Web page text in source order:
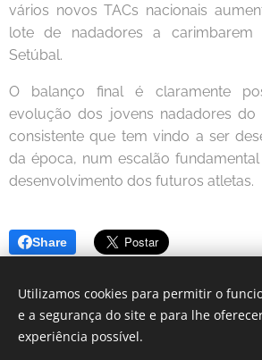
vários novos TACs nacionais
lote de nadadores a carimbarem
Setúbal.
O balanço final é claramente
evolução dos jovens nadadores
consistente que tem vindo a ser
da época, num escalão
desenvolvimento dos futuros atletas.
Share
Utilizamos cookies para permitir o
e a segurança do site e para lhe
experiência possível.